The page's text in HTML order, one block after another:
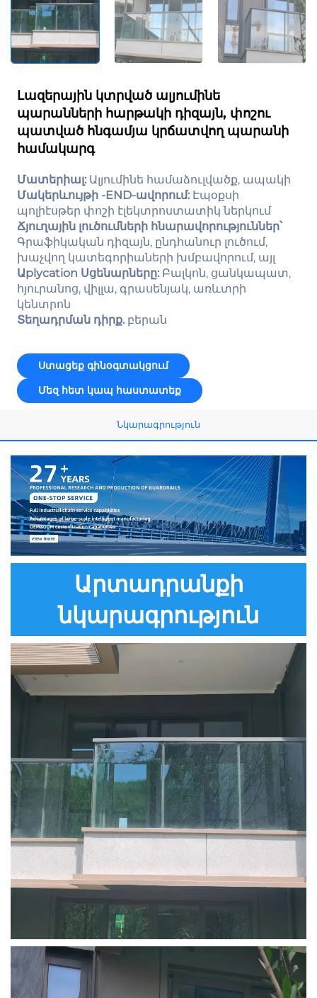
Լազերային կտրված ալյումինե
պարանների հարթակի դիզայն, փոշու
պատված հնգամյա կրճատվող պարանի
համակարգ
Մատերիալ: Ալյումինե համաձուլվածք, ապակի
Մակերևույթի -END-ավորում: Էպօքսի
պոլիէսթեր փոշի էլեկտրոստատիկ ներկում
Ճյուղային լուծումների հնարավորություններ՝
Գրաֆիկական դիզայն, ընդհանուր լուծում,
խաչվող կատեգորիաների խմբավորում, այլ
Աplycation Սցենարները: Բալկոն, ցանկապատ,
հյուրանոց, վիլլա, գրասենյակ, առևտրի
կենտրոն
Տեղադրման դիրք. բերան
Ստացեք գինօգտակցում
Մեզ հետ կապ հաստատեք
Նկարագրություն
Արտադրանքի
նկարագրություն